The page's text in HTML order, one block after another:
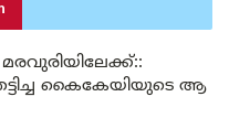
കൈകേയിയുടെ ആ